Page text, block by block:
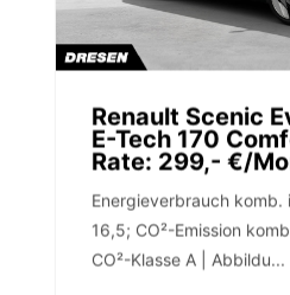
Renault Scenic
E-Tech 170
Rate: 299,- €/
Energieverbrauch komb.
16,5; CO²-Emission
CO²-Klasse A | Abbildu...